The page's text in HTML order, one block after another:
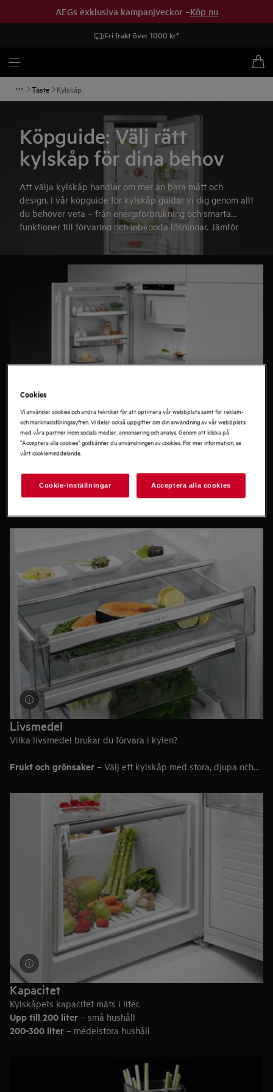
AEGs exklusiva kampanjveckor –Köp nu
Fri frakt över 1000 kr*
Taste Kylskåp
Köpguide: Välj rätt
kylskåp för dina behov
Att välja kylskåp handlar om mer än bara mått och
design. I vår köpguide för kylskåp guidar vi dig genom allt
du behöver veta – från energiförbrukning och smarta
funktioner till förvaring och inbyggda lösningar. Jämför
modeller, få tips och gör ett tryggt val anpassat efter ditt
Börja med att ta reda på vilket utrymme som finns tillgängligt.
Våra höga kylskåp har enastående lagringskapacitet medan
mindre kylskåp är designade för att enkelt passa under en
bänkskiva eller i ett pentry.
Höjd, bredd och djup kan variera. Utforska hela vårt sortiment
för att hitta det kylskåp som bäst lämpar sig hemma hos dig.
Livsmedel
Vilka livsmedel brukar du förvara i kylen?
Frukt och grönsaker – Välj ett kylskåp med stora, djupa och
Kött och fisk– Kylskåp med en lågtempererad låda kommer
att behålla hållbarheten i fisk- och köttprodukter.
– Det är värt att överväga justerbara hyllor, ett
flaskställ eller en inbyggd vinkyl.
Kapacitet
Kylskåpets kapacitet mäts i liter.
Upp till 200 liter – små hushåll
200-300 liter – medelstora hushåll
Cookies
Vi använder cookies och andra tekniker för att optimera vår webbplats samt för reklam-
och marknadsföringssyften. Vi delar också uppgifter om din användning av vår webbplats
med våra partner inom sociala medier, annonsering och analys. Genom att klicka på
”Acceptera alla cookies” godkänner du användningen av cookies. För mer information, se
vårt cookiemeddelande.
Cookie-inställningar Acceptera alla cookies